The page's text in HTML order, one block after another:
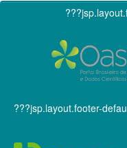
???jsp.layout.footer-